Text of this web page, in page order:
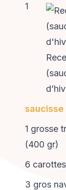
1
saucisse
1 grosse
(400 gr)
6 carottes
3 gros